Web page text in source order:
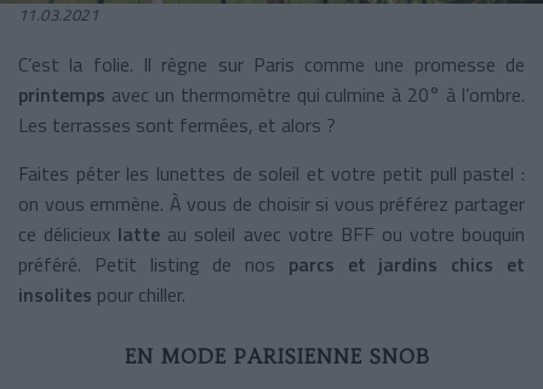
11.03.2021
C’est la folie. Il règne sur Paris comme une promesse de
printemps avec un thermomètre qui culmine à 20° à l’ombre.
Les terrasses sont fermées, et alors ?
Faites péter les lunettes de soleil et votre petit pull pastel :
on vous emmène. À vous de choisir si vous préférez partager
ce délicieux latte au soleil avec votre BFF ou votre bouquin
préféré. Petit listing de nos parcs et jardins chics et
insolites pour chiller.
EN MODE PARISIENNE SNOB